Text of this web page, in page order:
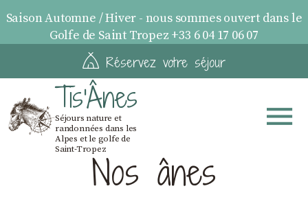
Saison Automne / Hiver - nous sommes ouvert dans le
Golfe de Saint Tropez +33 6 04 17 06 07
Réservez votre séjour
Tis'Ânes
Séjours nature et
randonnées dans les
Alpes et le golfe de
Saint-TropezNos ânes